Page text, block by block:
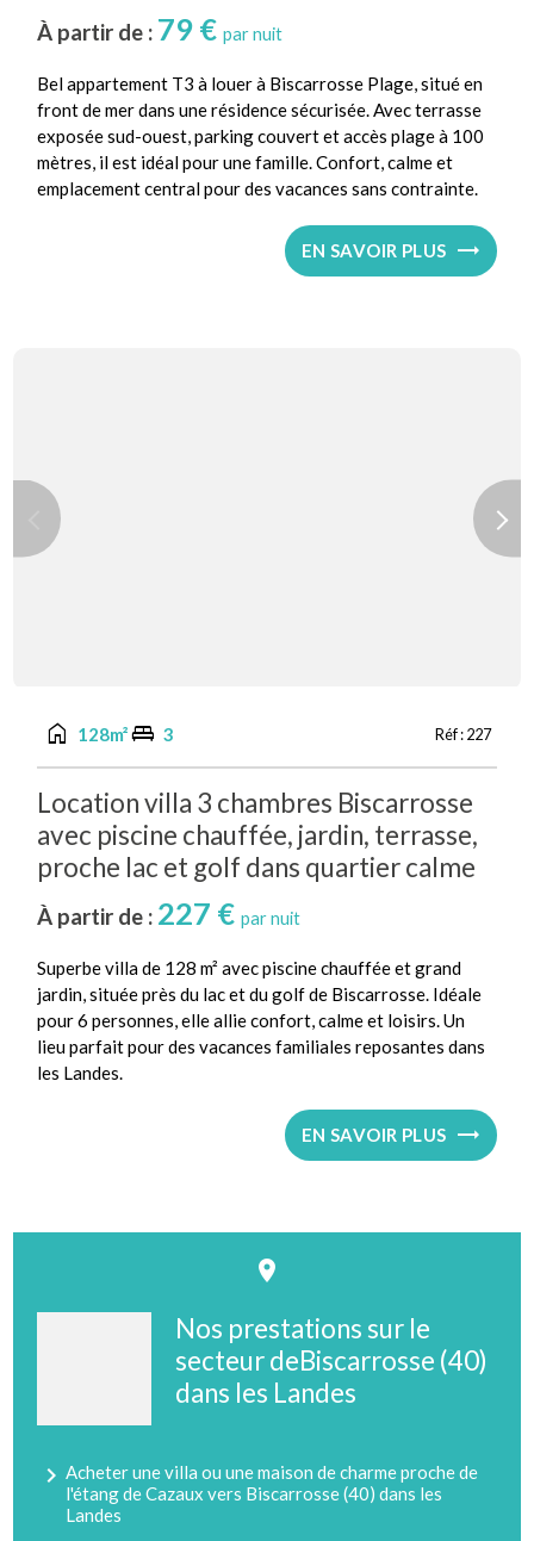
À partir de : 79 €par nuit
Bel appartement T3 à louer à Biscarrosse Plage, situé en
front de mer dans une résidence sécurisée. Avec terrasse
exposée sud-ouest, parking couvert et accès plage à 100
mètres, il est idéal pour une famille. Confort, calme et
emplacement central pour des vacances sans contrainte.
EN SAVOIR PLUS
Previous Next
home 128m²king_bed 3 Réf :227
Location villa 3 chambres Biscarrosse
avec piscine chauffée, jardin, terrasse,
proche lac et golf dans quartier calme
À partir de : 227 €par nuit
Superbe villa de 128 m² avec piscine chauffée et grand
jardin, située près du lac et du golf de Biscarrosse. Idéale
pour 6 personnes, elle allie confort, calme et loisirs. Un
lieu parfait pour des vacances familiales reposantes dans
les Landes.
EN SAVOIR PLUS
place
Nos prestations sur le
secteur deBiscarrosse (40)
dans les Landes
navigate_nextAcheter une villa ou une maison de charme proche de
l'étang de Cazaux vers Biscarrosse (40) dans les
Landes